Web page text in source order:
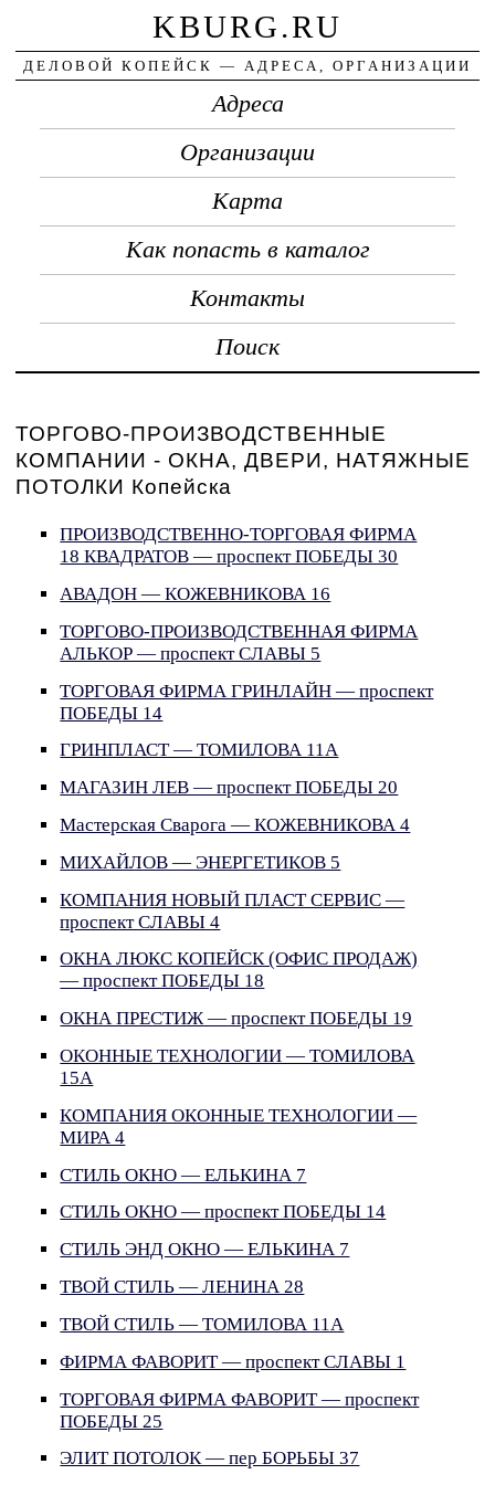
KBURG.RU
ДЕЛОВОЙ КОПЕЙСК — АДРЕСА, ОРГАНИЗАЦИИ
Адреса
Организации
Карта
Как попасть в каталог
Контакты
Поиск
ТОРГОВО-ПРОИЗВОДСТВЕННЫЕ
КОМПАНИИ - ОКНА, ДВЕРИ, НАТЯЖНЫЕ
ПОТОЛКИ Копейска
ПРОИЗВОДСТВЕННО-ТОРГОВАЯ ФИРМА
18 КВАДРАТОВ — проспект ПОБЕДЫ 30
АВАДОН — КОЖЕВНИКОВА 16
ТОРГОВО-ПРОИЗВОДСТВЕННАЯ ФИРМА
АЛЬКОР — проспект СЛАВЫ 5
ТОРГОВАЯ ФИРМА ГРИНЛАЙН — проспект
ПОБЕДЫ 14
ГРИНПЛАСТ — ТОМИЛОВА 11А
МАГАЗИН ЛЕВ — проспект ПОБЕДЫ 20
Мастерская Сварога — КОЖЕВНИКОВА 4
МИХАЙЛОВ — ЭНЕРГЕТИКОВ 5
КОМПАНИЯ НОВЫЙ ПЛАСТ СЕРВИС —
проспект СЛАВЫ 4
ОКНА ЛЮКС КОПЕЙСК (ОФИС ПРОДАЖ)
— проспект ПОБЕДЫ 18
ОКНА ПРЕСТИЖ — проспект ПОБЕДЫ 19
ОКОННЫЕ ТЕХНОЛОГИИ — ТОМИЛОВА
15А
КОМПАНИЯ ОКОННЫЕ ТЕХНОЛОГИИ —
МИРА 4
СТИЛЬ ОКНО — ЕЛЬКИНА 7
СТИЛЬ ОКНО — проспект ПОБЕДЫ 14
СТИЛЬ ЭНД ОКНО — ЕЛЬКИНА 7
ТВОЙ СТИЛЬ — ЛЕНИНА 28
ТВОЙ СТИЛЬ — ТОМИЛОВА 11А
ФИРМА ФАВОРИТ — проспект СЛАВЫ 1
ТОРГОВАЯ ФИРМА ФАВОРИТ — проспект
ПОБЕДЫ 25
ЭЛИТ ПОТОЛОК — пер БОРЬБЫ 37